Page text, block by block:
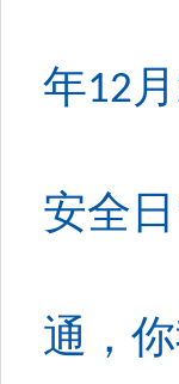
年12 月
安全日
通，